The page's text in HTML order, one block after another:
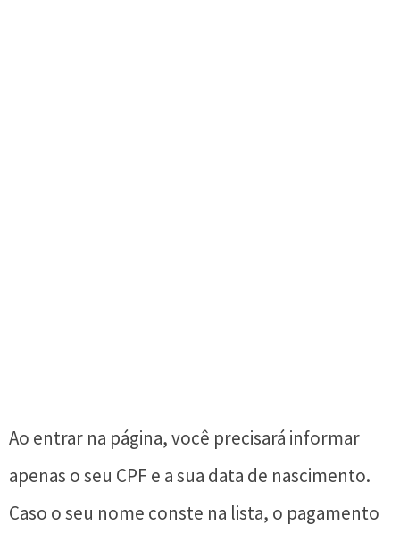
Ao entrar na página, você precisará informar
apenas o seu CPF e a sua data de nascimento.
Caso o seu nome conste na lista, o pagamento